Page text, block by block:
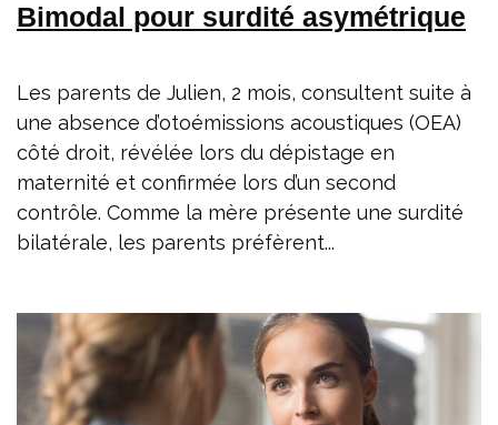
Bimodal pour surdité asymétrique
Les parents de Julien, 2 mois, consultent suite à
une absence d’otoémissions acoustiques (OEA)
côté droit, révélée lors du dépistage en
maternité et confirmée lors d’un second
contrôle. Comme la mère présente une surdité
bilatérale, les parents préfèrent...